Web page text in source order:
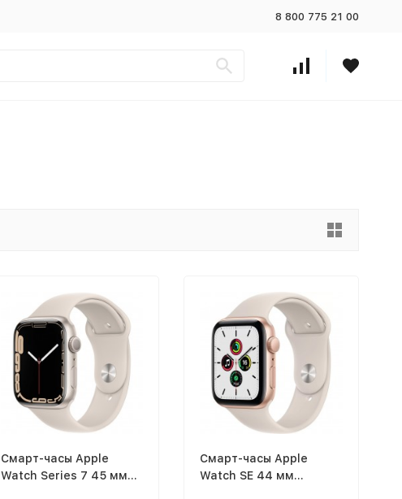
8 800 775 21 00
Смарт-часы Apple
Watch Series 7 45 мм
Смарт-часы Apple
Watch SE 44 мм